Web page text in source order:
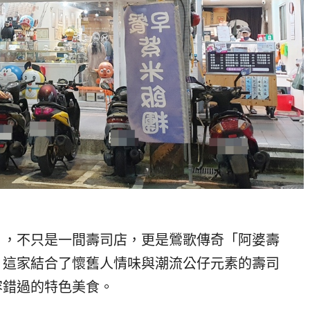
不只是一間壽司店，更是鶯歌傳奇「阿婆壽
家結合了懷舊人情味與潮流公仔元素的壽司
過的特色美食。